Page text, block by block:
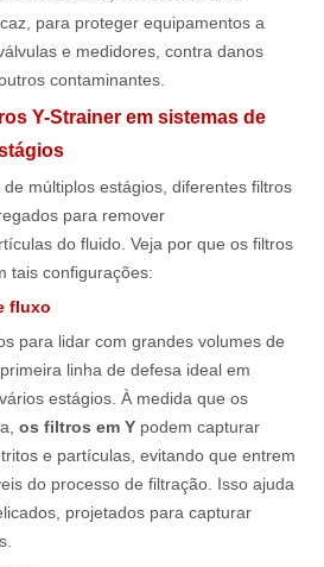
para proteger equipamentos a
e medidores, contra danos
contaminantes.
Y-Strainer em sistemas de
múltiplos estágios, diferentes filtros
para remover
do fluido. Veja por que os filtros
tais configurações:
fluxo
para lidar com grandes volumes de
linha de defesa ideal em
estágios. À medida que os
os filtros em Y podem capturar
e partículas, evitando que entrem
do processo de filtração. Isso ajuda
projetados para capturar